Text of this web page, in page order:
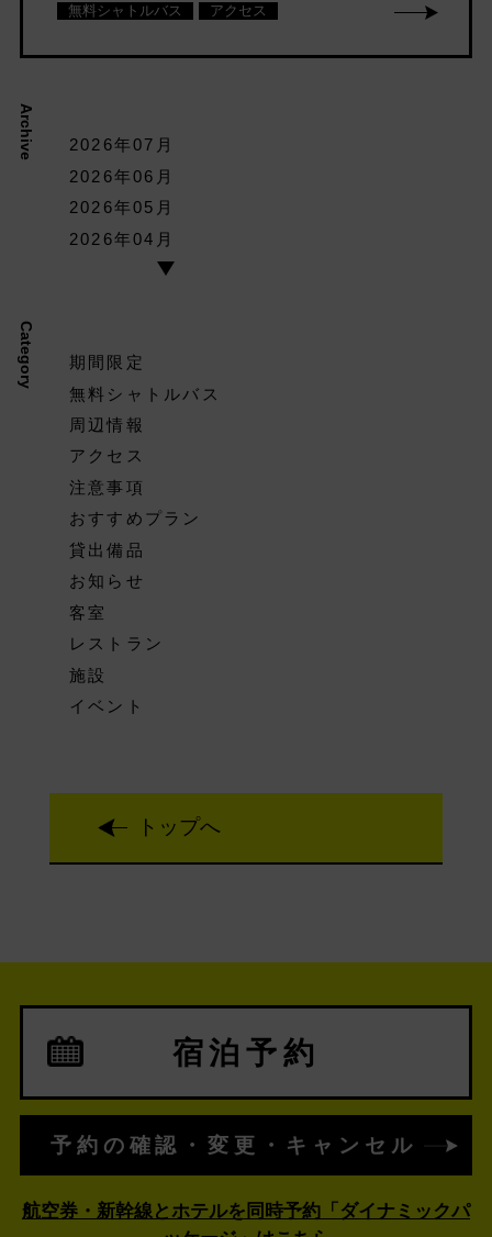
無料シャトルバス アクセス
Archive
2026年07月
2026年06月
2026年05月
2026年04月
Category
期間限定
無料シャトルバス
周辺情報
アクセス
注意事項
おすすめプラン
貸出備品
お知らせ
客室
レストラン
施設
イベント
トップへ
宿泊予約
予約の確認・変更・キャンセル
航空券・新幹線とホテルを同時予約「ダイナミックパ